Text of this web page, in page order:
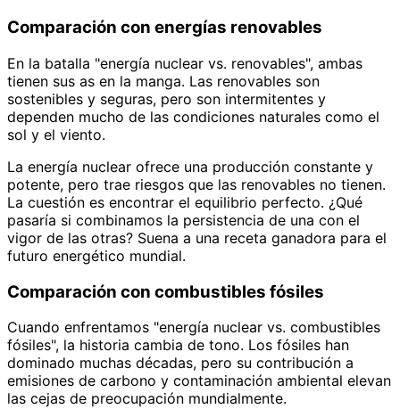
Comparación con energías renovables
En la batalla "energía nuclear vs. renovables", ambas
tienen sus as en la manga. Las renovables son
sostenibles y seguras, pero son intermitentes y
dependen mucho de las condiciones naturales como el
sol y el viento.
La energía nuclear ofrece una producción constante y
potente, pero trae riesgos que las renovables no tienen.
La cuestión es encontrar el equilibrio perfecto. ¿Qué
pasaría si combinamos la persistencia de una con el
vigor de las otras? Suena a una receta ganadora para el
futuro energético mundial.
Comparación con combustibles fósiles
Cuando enfrentamos "energía nuclear vs. combustibles
fósiles", la historia cambia de tono. Los fósiles han
dominado muchas décadas, pero su contribución a
emisiones de carbono y contaminación ambiental elevan
las cejas de preocupación mundialmente.